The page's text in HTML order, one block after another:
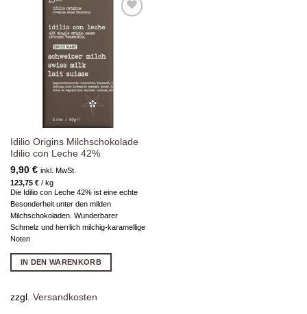
Wunschliste
Idilio Origins Milchschokolade
Idilio con Leche 42%
9,90 € inkl. MwSt.
123,75 €/ kg
Die Idilio con Leche 42% ist eine echte
Besonderheit unter den milden
Milchschokoladen. Wunderbarer
Schmelz und herrlich milchig-karamellige
Noten
IN DEN WARENKORB
zzgl. Versandkosten